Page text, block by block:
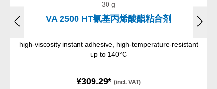
30 g
VA 2500 HT氰基丙烯酸酯粘合剂
high-viscosity instant adhesive, high-temperature-resistant
up to 140°C
¥309.29* (incl. VAT)